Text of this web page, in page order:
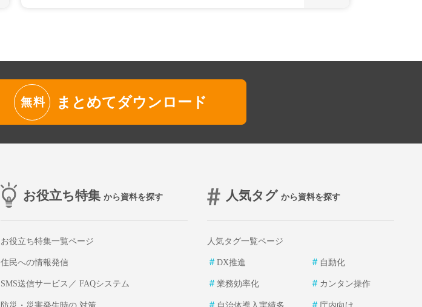
無料 まとめてダウンロード
お役立ち特集 から資料を探す
お役立ち特集一覧ページ
住民への情報発信
SMS送信サービス／ FAQシステム
人気タグ から資料を探す
人気タグ一覧ページ
＃ DX推進
＃ 業務効率化
＃
＃ 自動化
＃ カンタン操作
＃